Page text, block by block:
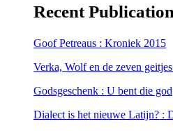
Recent
Goof Petreaus : Kroniek 2015
Verka, Wolf en de zeven
Godsgeschenk : U bent die god
Dialect is het nieuwe Latijn? :